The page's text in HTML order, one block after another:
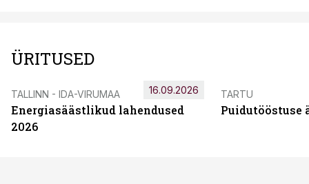
ÜRITUSED
TALLINN - IDA-VIRUMAA
Energiasäästlikud lahendused
2026
16.09.2026 TARTU
Puidutööstuse